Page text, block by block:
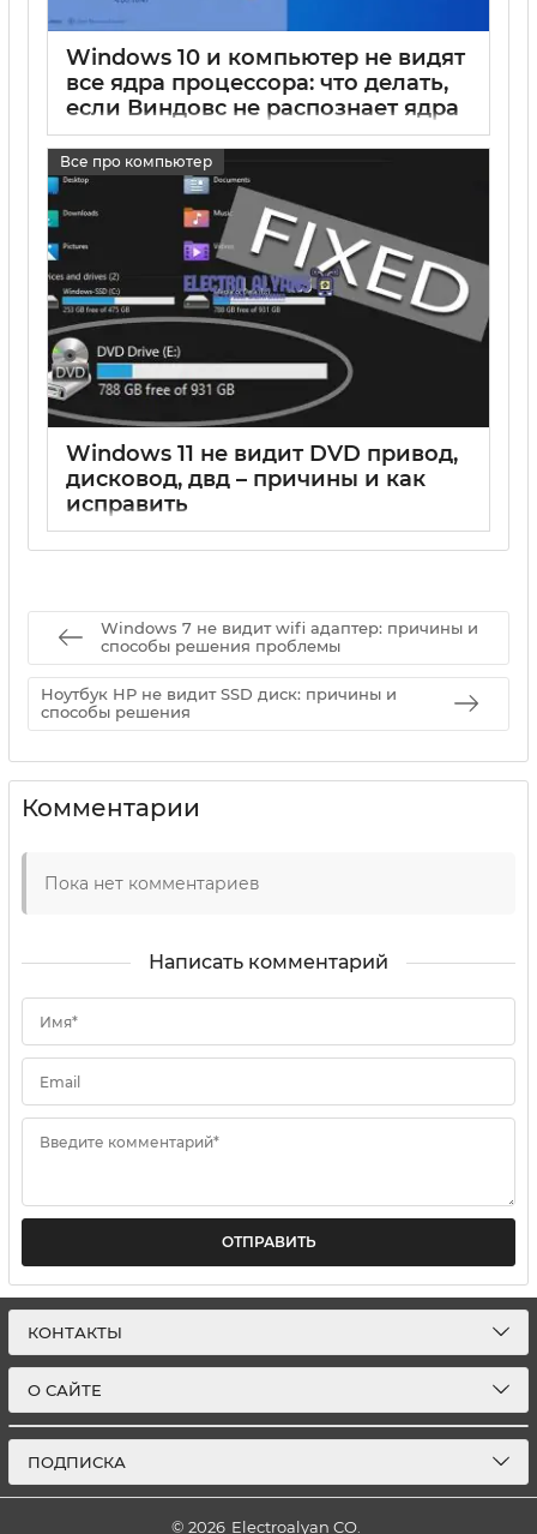
Windows 10 и компьютер не видят
все ядра процессора: что делать,
если Виндовс не распознает ядра
Все про компьютер
Windows 11 не видит DVD привод,
дисковод, двд – причины и как
исправить
Windows 7 не видит wifi адаптер: причины и
способы решения проблемы
Ноутбук HP не видит SSD диск: причины и
способы решения
Комментарии
Пока нет комментариев
Написать комментарий
Имя*
Email
Введите комментарий*
ОТПРАВИТЬ
КОНТАКТЫ
О САЙТЕ
ПОДПИСКА
© 2026 Electroalyan CO.